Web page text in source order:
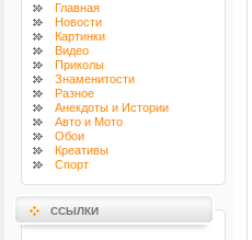
Главная
Новости
Картинки
Видео
Приколы
Знаменитости
Разное
Анекдоты и Истории
Авто и Мото
Обои
Креативы
Спорт
ССЫЛКИ